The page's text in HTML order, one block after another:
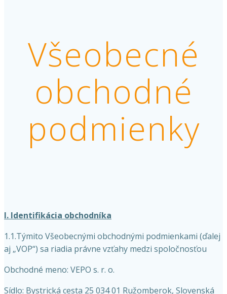
Všeobecné
obchodné
podmienky
I. Identifikácia obchodníka
1.1.Týmito Všeobecnými obchodnými podmienkami (ďalej
aj „VOP“) sa riadia právne vzťahy medzi spoločnosťou
Obchodné meno: VEPO s. r. o.
Sídlo: Bystrická cesta 25 034 01 Ružomberok, Slovenská